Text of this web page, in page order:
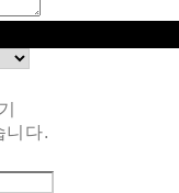
니다.